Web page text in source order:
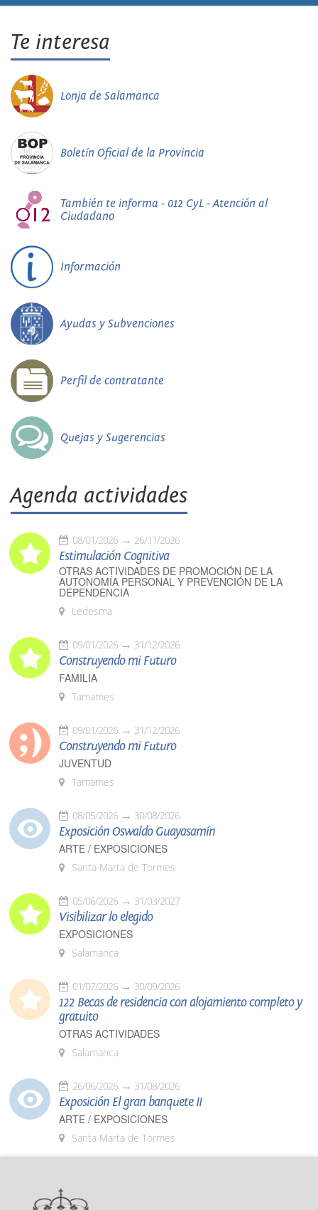
Te interesa
Lonja de Salamanca
Boletín Oficial de la Provincia
También te informa - 012 CyL - Atención al
Ciudadano
Información
Ayudas y Subvenciones
Perfil de contratante
Quejas y Sugerencias
Agenda actividades
08/01/2026 26/11/2026
Estimulación Cognitiva
OTRAS ACTIVIDADES DE PROMOCIÓN DE LA
AUTONOMÍA PERSONAL Y PREVENCIÓN DE LA
DEPENDENCIA
Ledesma
09/01/2026 31/12/2026
Construyendo mi Futuro
FAMILIA
Tamames
09/01/2026 31/12/2026
Construyendo mi Futuro
JUVENTUD
Tamames
08/05/2026 30/08/2026
Exposición Oswaldo Guayasamín
ARTE / EXPOSICIONES
Santa Marta de Tormes
05/06/2026 31/03/2027
Visibilizar lo elegido
EXPOSICIONES
Salamanca
01/07/2026 30/09/2026
122 Becas de residencia con alojamiento completo y
gratuito
OTRAS ACTIVIDADES
Salamanca
26/06/2026 31/08/2026
Exposición El gran banquete II
ARTE / EXPOSICIONES
Santa Marta de Tormes